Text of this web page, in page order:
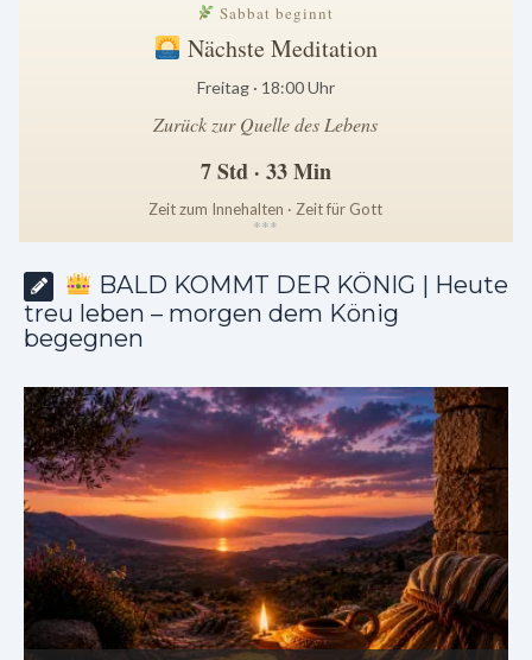
Sabbat beginnt
Nächste Meditation
Freitag · 18:00 Uhr
Zurück zur Quelle des Lebens
7 Std · 33 Min
Zeit zum Innehalten · Zeit für Gott
***
BALD KOMMT DER KÖNIG | Heute
treu leben – morgen dem König
begegnen